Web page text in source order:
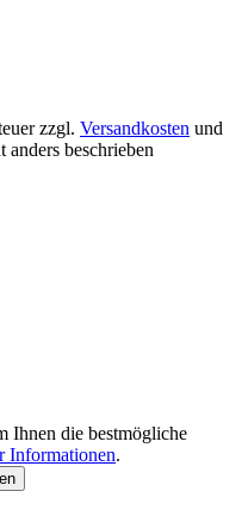
zzgl. Versandkosten und
beschrieben
Ihnen die bestmögliche
Informationen.